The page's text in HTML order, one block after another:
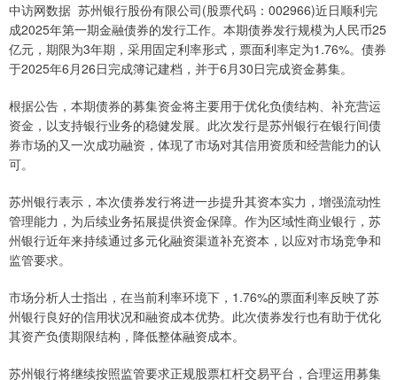
中访网数据 苏州银行股份有限公司(股票代码：002966)近日顺利完
成2025年第一期金融债券的发行工作。本期债券发行规模为人民币25
亿元，期限为3年期，采用固定利率形式，票面利率定为1.76%。债券
于2025年6月26日完成簿记建档，并于6月30日完成资金募集。
根据公告，本期债券的募集资金将主要用于优化负债结构、补充营运
资金，以支持银行业务的稳健发展。此次发行是苏州银行在银行间债
券市场的又一次成功融资，体现了市场对其信用资质和经营能力的认
可。
苏州银行表示，本次债券发行将进一步提升其资本实力，增强流动性
管理能力，为后续业务拓展提供资金保障。作为区域性商业银行，苏
州银行近年来持续通过多元化融资渠道补充资本，以应对市场竞争和
监管要求。
市场分析人士指出，在当前利率环境下，1.76%的票面利率反映了苏
州银行良好的信用状况和融资成本优势。此次债券发行也有助于优化
其资产负债期限结构，降低整体融资成本。
苏州银行将继续按照监管要求正规股票杠杆交易平台，合理运用募集